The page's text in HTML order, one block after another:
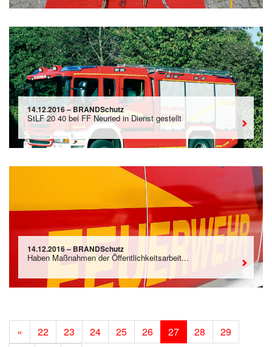
14.12.2016 – BRANDSchutz
StLF 20 40 bei FF Neuried in Dienst gestellt
14.12.2016 – BRANDSchutz
Haben Maßnahmen der Öffentlichkeitsarbeit...
« 22 23 24 25 26 27 28
29